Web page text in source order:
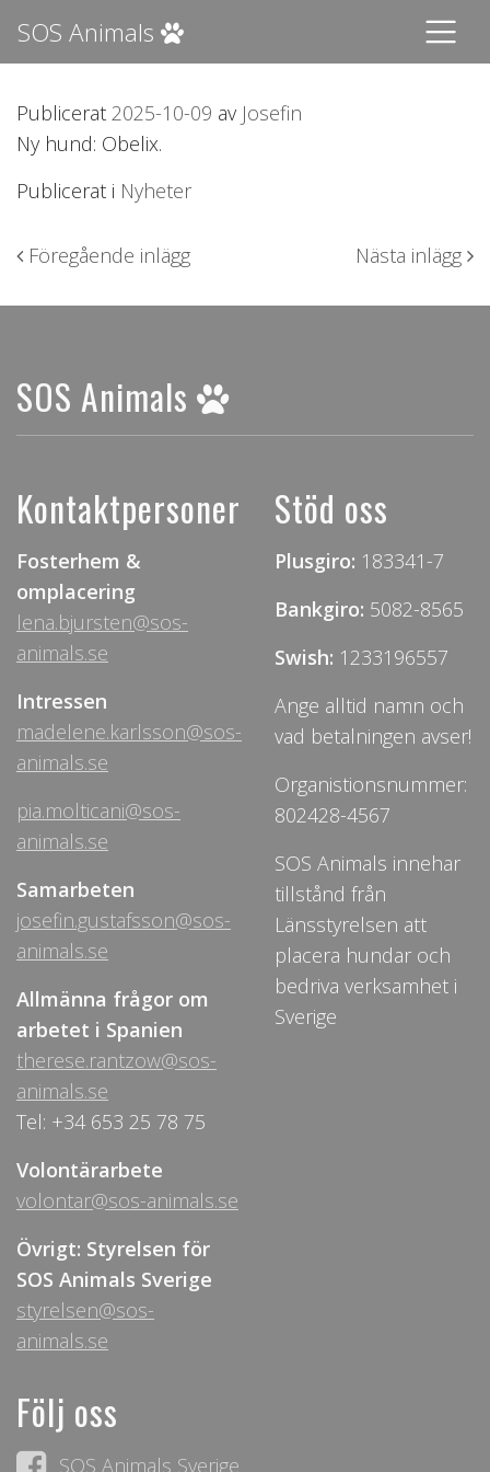
SOS Animals
Publicerat 2025-10-09 av Josefin
Ny hund: Obelix.
Publicerat i Nyheter
Inläggsnavigering
Föregående inlägg Nästa inlägg
SOS Animals
Kontaktpersoner
Fosterhem &
omplacering
lena.bjursten@sos-
animals.se
Intressen
madelene.karlsson@sos-
animals.se
pia.molticani@sos-
animals.se
Samarbeten
josefin.gustafsson@sos-
animals.se
Allmänna frågor om
arbetet i Spanien
therese.rantzow@sos-
animals.se
Tel: +34 653 25 78 75
Volontärarbete
volontar@sos-animals.se
Övrigt: Styrelsen för
SOS Animals Sverige
styrelsen@sos-
animals.se
Stöd oss
Plusgiro: 183341-7
Bankgiro: 5082-8565
Swish: 1233196557
Ange alltid namn och
vad betalningen avser!
Organistionsnummer:
802428-4567
SOS Animals innehar
tillstånd från
Länsstyrelsen att
placera hundar och
bedriva verksamhet i
Sverige
Följ oss
SOS Animals Sverige